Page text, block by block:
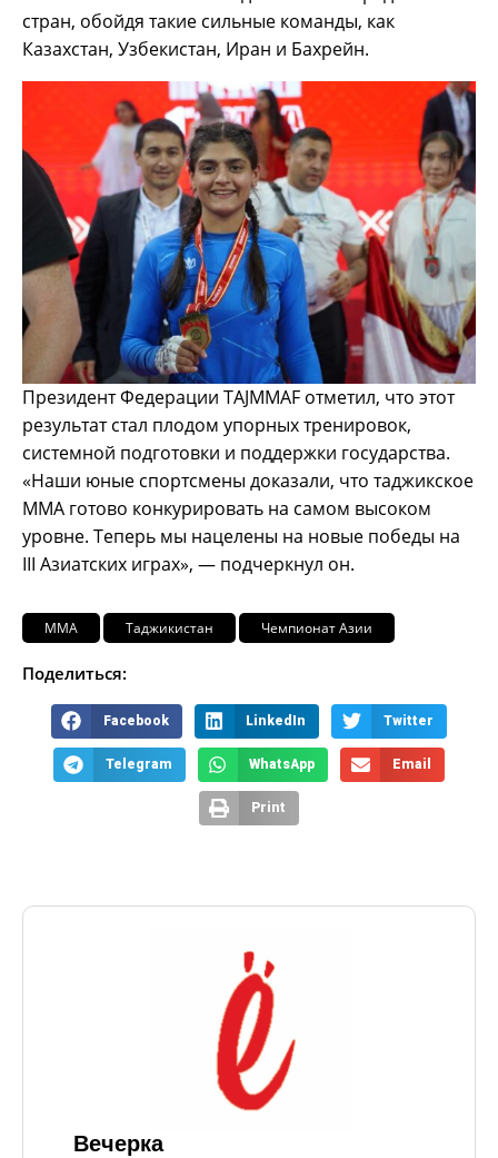
стран, обойдя такие сильные команды, как
Казахстан, Узбекистан, Иран и Бахрейн.
Президент Федерации TAJMMAF отметил, что этот
результат стал плодом упорных тренировок,
системной подготовки и поддержки государства.
«Наши юные спортсмены доказали, что таджикское
ММА готово конкурировать на самом высоком
уровне. Теперь мы нацелены на новые победы на
III Азиатских играх», — подчеркнул он.
ММА Таджикистан Чемпионат Азии
Поделиться:
Facebook LinkedIn Twitter
Telegram WhatsApp Email
Print
Вечерка